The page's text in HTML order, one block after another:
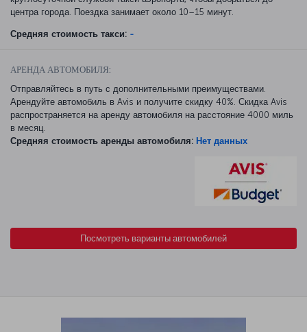
центра города. Поездка занимает около 10–15 минут.
Средняя стоимость такси: -
АРЕНДА АВТОМОБИЛЯ:
Отправляйтесь в путь с дополнительными преимуществами.
Арендуйте автомобиль в Avis и получите скидку 40%. Скидка Avis
распространяется на аренду автомобиля на расстояние 4000 миль
в месяц.
Средняя стоимость аренды автомобиля: Нет данных
Посмотреть варианты автомобилей